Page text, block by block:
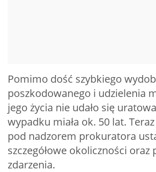
Pomimo dość szybkiego
poszkodowanego i udzielenia
jego życia nie udało się
wypadku miała ok. 50 lat.
pod nadzorem prokuratora
szczegółowe okoliczności oraz
zdarzenia.